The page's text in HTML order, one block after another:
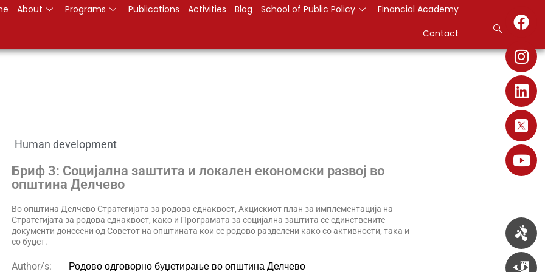
About Programs Publications Activities Blog School of Public Policy
Financial Academy
Contact
Human development
Бриф 3: Социјална заштита и локален економски развој во
општина Делчево
Во општина Делчево Стратегијата за родова еднаквост, Акцискиот план за имплементација на
Стратегијата за родова еднаквост, како и Програмата за социјална заштита се единствените
документи донесени од Советот на општината кои се родово разделени како со активности, така и
со буџет.
Author/s: Родово одговорно буџетирање во општина Делчево